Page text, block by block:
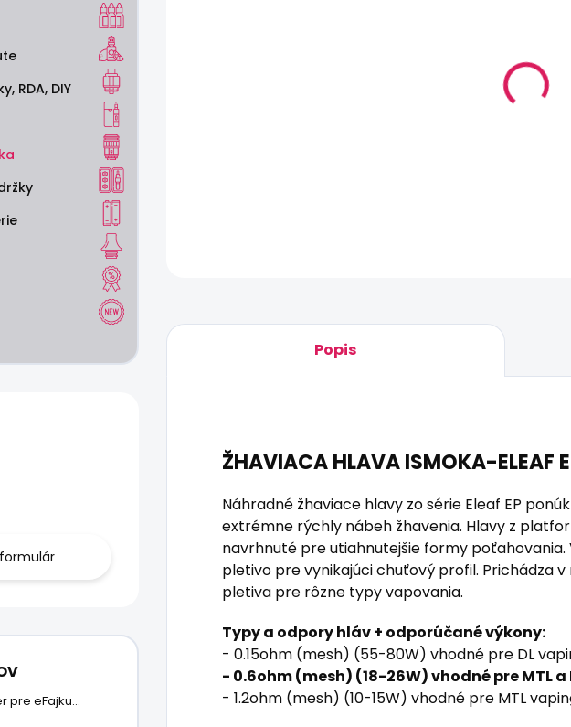
RDA, DIY
pre eFajku
Plus
Popis
ŽHAVIACA HLAVA ISMOKA-ELEAF
Náhradné žhaviace hlavy zo série Eleaf EP
extrémne rýchly nábeh žhavenia. Hlavy z
navrhnuté pre utiahnutejšie formy poťahovania.
pletivo pre vynikajúci chuťový profil. Prichádza
pletiva pre rôzne typy vapovania.
Typy a odpory hláv + odporúčané výkony:
- 0.15ohm (mesh) (55-80W) vhodné pre DL
- 0.6ohm (mesh) (18-26W) vhodné pre MTL a
- 1.2ohm (mesh) (10-15W) vhodné pre MTL